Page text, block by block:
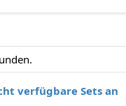
verfügbare Sets an